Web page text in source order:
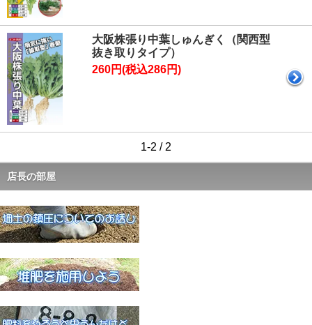
大阪株張り中葉しゅんぎく（関西型
抜き取りタイプ）
260円(税込286円)
1-2 / 2
店長の部屋